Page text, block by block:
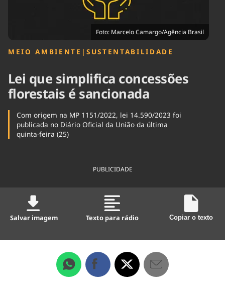
Foto: Marcelo Camargo/Agência Brasil
MEIO AMBIENTE |SUSTENTABILIDADE
Lei que simplifica concessões
florestais é sancionada
Com origem na MP 1151/2022, lei 14.590/2023 foi
publicada no Diário Oficial da União da última
quinta-feira (25)
PUBLICIDADE
Salvar imagem Texto para rádio Copiar o texto